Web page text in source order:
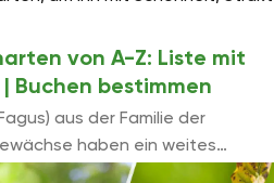
von A-Z: Liste mit
Buchen bestimmen
aus der Familie der
haben ein weites
Von den etwa elf Arten